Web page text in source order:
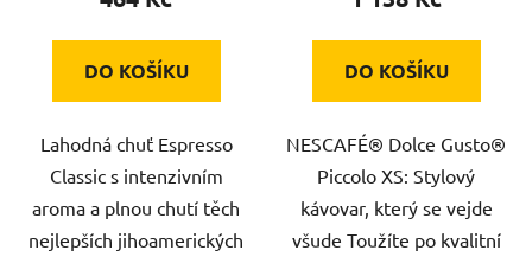
DO KOŠÍKU
Lahodná chuť Espresso
Classic s intenzivním
aroma a plnou chutí těch
nejlepších jihoamerických
DO KOŠÍKU
NESCAFÉ® Dolce Gusto®
Piccolo XS: Stylový
kávovar, který se vejde
všude Toužíte po kvalitní